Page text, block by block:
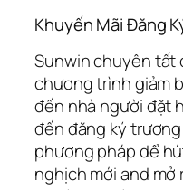
Khuyến Mãi Đăng
Sunwin chuyên tất
chương trình giảm
đến nhà người đặt
đến đăng ký
phương pháp để
nghịch mới and